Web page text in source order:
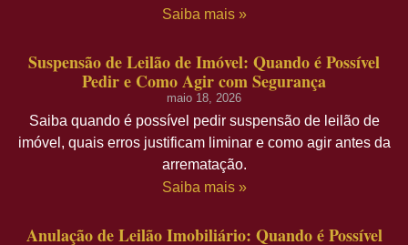
Saiba mais »
Suspensão de Leilão de Imóvel: Quando é Possível
Pedir e Como Agir com Segurança
maio 18, 2026
Saiba quando é possível pedir suspensão de leilão de
imóvel, quais erros justificam liminar e como agir antes da
arrematação.
Saiba mais »
Anulação de Leilão Imobiliário: Quando é Possível